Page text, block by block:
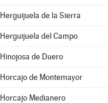
Herguijuela de la Sierra
Herguijuela del Campo
Hinojosa de Duero
Horcajo de Montemayor
Horcajo Medianero